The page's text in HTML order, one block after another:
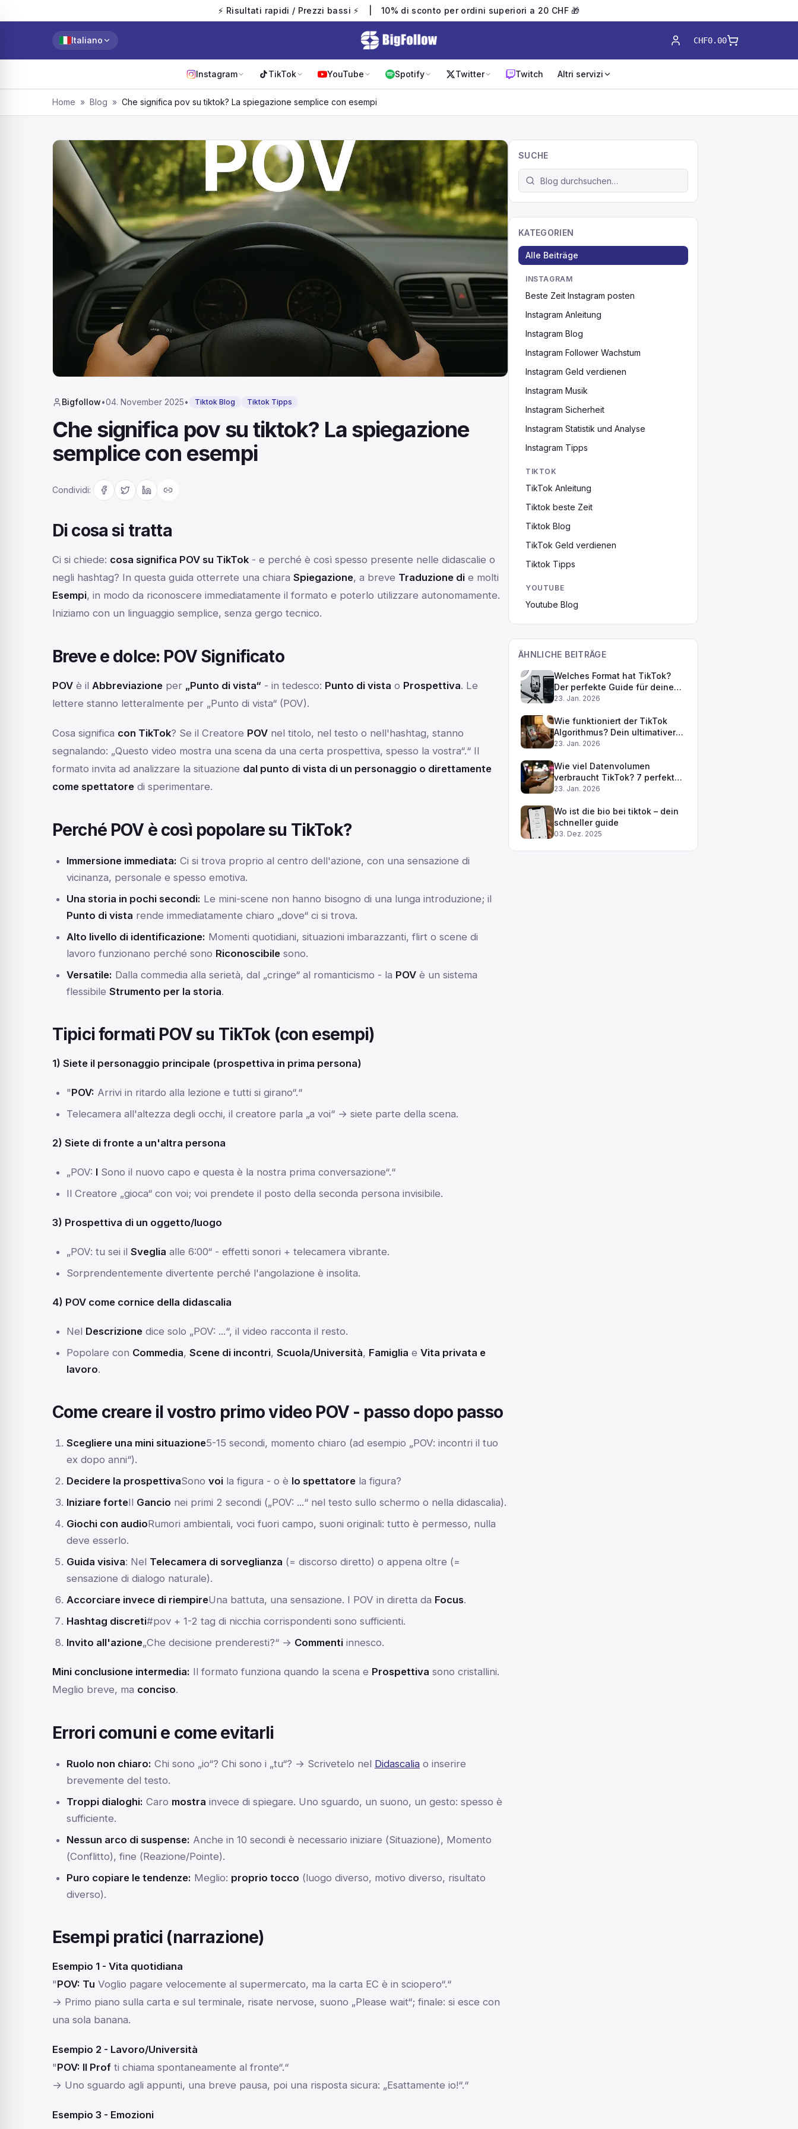
⚡ Risultati rapidi / Prezzi bassi ⚡ 10% di sconto per ordini superiori a 20 CHF 🎁
Italiano CHF0.00
Instagram TikTok YouTube Spotify Twitter Twitch Altri servizi
Home » Blog » Che significa pov su tiktok? La spiegazione semplice con esempi
Bigfollow•04. November 2025• Tiktok Blog Tiktok Tipps
Che significa pov su tiktok? La spiegazione
semplice con esempi
Condividi:
Di cosa si tratta
Ci si chiede: cosa significa POV su TikTok - e perché è così spesso presente nelle didascalie o
negli hashtag? In questa guida otterrete una chiara Spiegazione, a breve Traduzione di e molti
Esempi, in modo da riconoscere immediatamente il formato e poterlo utilizzare autonomamente.
Iniziamo con un linguaggio semplice, senza gergo tecnico.
Breve e dolce: POV Significato
POV è il Abbreviazione per „Punto di vista“ - in tedesco: Punto di vista o Prospettiva. Le
lettere stanno letteralmente per „Punto di vista“ (POV).
Cosa significa con TikTok? Se il Creatore POV nel titolo, nel testo o nell'hashtag, stanno
segnalando: „Questo video mostra una scena da una certa prospettiva, spesso la vostra“.“ Il
formato invita ad analizzare la situazione dal punto di vista di un personaggio o direttamente
come spettatore di sperimentare.
Perché POV è così popolare su TikTok?
Immersione immediata: Ci si trova proprio al centro dell'azione, con una sensazione di
vicinanza, personale e spesso emotiva.
Una storia in pochi secondi: Le mini-scene non hanno bisogno di una lunga introduzione; il
Punto di vista rende immediatamente chiaro „dove“ ci si trova.
Alto livello di identificazione: Momenti quotidiani, situazioni imbarazzanti, flirt o scene di
lavoro funzionano perché sono Riconoscibile sono.
Versatile: Dalla commedia alla serietà, dal „cringe“ al romanticismo - la POV è un sistema
flessibile Strumento per la storia.
Tipici formati POV su TikTok (con esempi)
1) Siete il personaggio principale (prospettiva in prima persona)
"POV: Arrivi in ritardo alla lezione e tutti si girano“.“
Telecamera all'altezza degli occhi, il creatore parla „a voi“ → siete parte della scena.
2) Siete di fronte a un'altra persona
„POV: I Sono il nuovo capo e questa è la nostra prima conversazione“.“
Il Creatore „gioca“ con voi; voi prendete il posto della seconda persona invisibile.
3) Prospettiva di un oggetto/luogo
„POV: tu sei il Sveglia alle 6:00“ - effetti sonori + telecamera vibrante.
Sorprendentemente divertente perché l'angolazione è insolita.
4) POV come cornice della didascalia
Nel Descrizione dice solo „POV: ...“, il video racconta il resto.
Popolare con Commedia, Scene di incontri, Scuola/Università, Famiglia e Vita privata e
lavoro.
Come creare il vostro primo video POV - passo dopo passo
Scegliere una mini situazione5-15 secondi, momento chiaro (ad esempio „POV: incontri il tuo
ex dopo anni“).
Decidere la prospettivaSono voi la figura - o è lo spettatore la figura?
Iniziare forteIl Gancio nei primi 2 secondi („POV: ...“ nel testo sullo schermo o nella didascalia).
Giochi con audioRumori ambientali, voci fuori campo, suoni originali: tutto è permesso, nulla
deve esserlo.
Guida visiva: Nel Telecamera di sorveglianza (= discorso diretto) o appena oltre (=
sensazione di dialogo naturale).
Accorciare invece di riempireUna battuta, una sensazione. I POV in diretta da Focus.
Hashtag discreti#pov + 1-2 tag di nicchia corrispondenti sono sufficienti.
Invito all'azione„Che decisione prenderesti?“ → Commenti innesco.
Mini conclusione intermedia: Il formato funziona quando la scena e Prospettiva sono cristallini.
Meglio breve, ma conciso.
Errori comuni e come evitarli
Ruolo non chiaro: Chi sono „io“? Chi sono i „tu“? → Scrivetelo nel Didascalia o inserire
brevemente del testo.
Troppi dialoghi: Caro mostra invece di spiegare. Uno sguardo, un suono, un gesto: spesso è
sufficiente.
Nessun arco di suspense: Anche in 10 secondi è necessario iniziare (Situazione), Momento
(Conflitto), fine (Reazione/Pointe).
Puro copiare le tendenze: Meglio: proprio tocco (luogo diverso, motivo diverso, risultato
diverso).
Esempi pratici (narrazione)
Esempio 1 - Vita quotidiana
"POV: Tu Voglio pagare velocemente al supermercato, ma la carta EC è in sciopero“.“
→ Primo piano sulla carta e sul terminale, risate nervose, suono „Please wait“; finale: si esce con
una sola banana.
Esempio 2 - Lavoro/Università
"POV: Il Prof ti chiama spontaneamente al fronte“.“
→ Uno sguardo agli appunti, una breve pausa, poi una risposta sicura: „Esattamente io!“.“
Esempio 3 - Emozioni
SUCHE
KATEGORIEN
Alle Beiträge
INSTAGRAM
Beste Zeit Instagram posten
Instagram Anleitung
Instagram Blog
Instagram Follower Wachstum
Instagram Geld verdienen
Instagram Musik
Instagram Sicherheit
Instagram Statistik und Analyse
Instagram Tipps
TIKTOK
TikTok Anleitung
Tiktok beste Zeit
Tiktok Blog
TikTok Geld verdienen
Tiktok Tipps
YOUTUBE
Youtube Blog
ÄHNLICHE BEITRÄGE
Welches Format hat TikTok?
Der perfekte Guide für deine
Videos
23. Jan. 2026
Wie funktioniert der TikTok
Algorithmus? Dein ultimativer
Guide für mehr Reichweite
23. Jan. 2026
Wie viel Datenvolumen
verbraucht TikTok? 7 perfekte
Tipps
23. Jan. 2026
Wo ist die bio bei tiktok – dein
schneller guide
03. Dez. 2025